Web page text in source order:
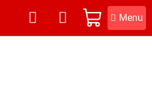
NÁKUPNÍ
KOŠÍK